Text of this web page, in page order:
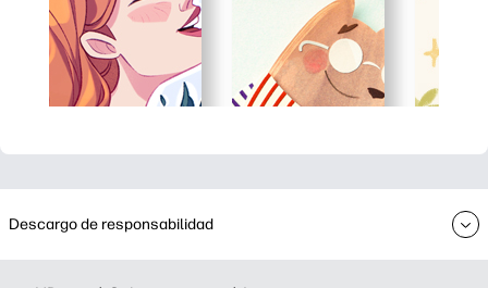
Descargo de responsabilidad